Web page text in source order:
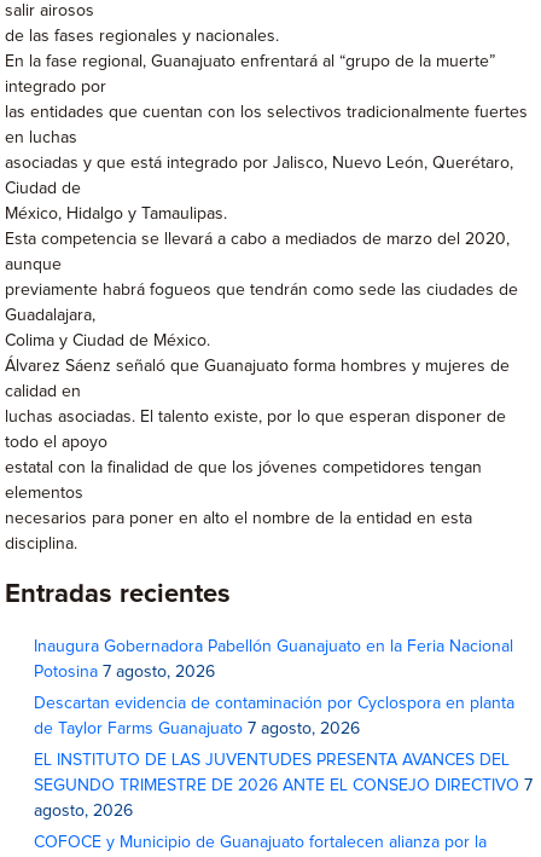
salir airosos
de las fases regionales y nacionales.
En la fase regional, Guanajuato enfrentará al “grupo de la muerte”
integrado por
las entidades que cuentan con los selectivos tradicionalmente fuertes
en luchas
asociadas y que está integrado por Jalisco, Nuevo León, Querétaro,
Ciudad de
México, Hidalgo y Tamaulipas.
Esta competencia se llevará a cabo a mediados de marzo del 2020,
aunque
previamente habrá fogueos que tendrán como sede las ciudades de
Guadalajara,
Colima y Ciudad de México.
Álvarez Sáenz señaló que Guanajuato forma hombres y mujeres de
calidad en
luchas asociadas. El talento existe, por lo que esperan disponer de
todo el apoyo
estatal con la finalidad de que los jóvenes competidores tengan
elementos
necesarios para poner en alto el nombre de la entidad en esta
disciplina.
Entradas recientes
Inaugura Gobernadora Pabellón Guanajuato en la Feria Nacional
Potosina 7 agosto, 2026
Descartan evidencia de contaminación por Cyclospora en planta
de Taylor Farms Guanajuato 7 agosto, 2026
EL INSTITUTO DE LAS JUVENTUDES PRESENTA AVANCES DEL
SEGUNDO TRIMESTRE DE 2026 ANTE EL CONSEJO DIRECTIVO 7
agosto, 2026
COFOCE y Municipio de Guanajuato fortalecen alianza por la